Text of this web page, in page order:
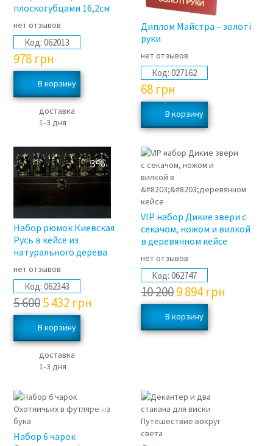
плоскогубцами 16,2см
нет отзывов
Код: 062013
978 грн
доставка
1‑3 дня
Диплом Майстра – золоті
руки
нет отзывов
Код: 027162
68 грн
3%
Набор рюмок Киевская
Русь в кейсе из
натурального дерева
нет отзывов
Код: 062343
5 6005 432 грн
доставка
1‑3 дня
VIP набор Дикие звери с
секачом, ножом и вилкой
в ​​деревянном кейсе
нет отзывов
Код: 062747
10 2009 894 грн
3%
Набор 6 чарок